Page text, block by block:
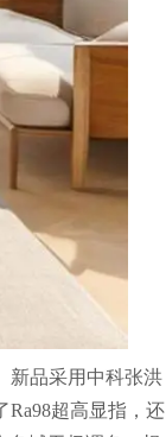
新品采用中科张洪
超高显指，还